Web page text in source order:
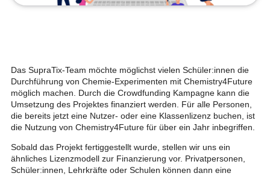
Das SupraTix-Team möchte möglichst vielen Schüler:innen die
Durchführung von Chemie-Experimenten mit Chemistry4Future
möglich machen. Durch die Crowdfunding Kampagne kann die
Umsetzung des Projektes finanziert werden. Für alle Personen,
die bereits jetzt eine Nutzer- oder eine Klassenlizenz buchen, ist
die Nutzung von Chemistry4Future für über ein Jahr inbegriffen.
Sobald das Projekt fertiggestellt wurde, stellen wir uns ein
ähnliches Lizenzmodell zur Finanzierung vor. Privatpersonen,
Schüler:innen, Lehrkräfte oder Schulen können dann eine